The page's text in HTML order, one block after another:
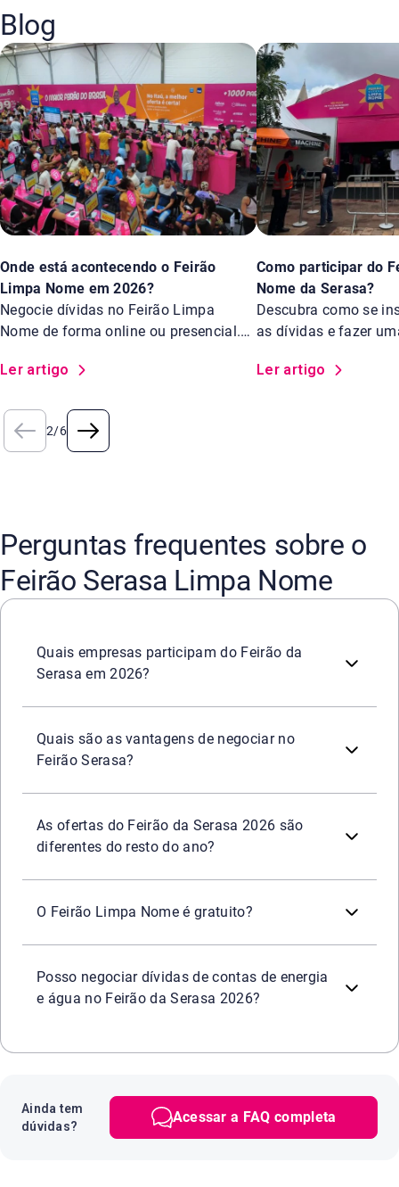
Blog
Onde está acontecendo o Feirão
Limpa Nome em 2026?
Negocie dívidas no Feirão Limpa
Nome de forma online ou presencial.
Ler artigo
Como participar do
Nome da Serasa?
Descubra como se
as dívidas e fazer
Ler artigo
2/6
Perguntas frequentes sobre o
Feirão Serasa Limpa Nome
Quais empresas participam do Feirão da
Serasa em 2026?
Quais são as vantagens de negociar no
Feirão Serasa?
Mais de 2.200 empresas parceiraspara negociar;
Descontos de até 99%
Praticidade e segurançaem todos os canais oficiais da
As ofertas do Feirão da Serasa 2026 são
diferentes do resto do ano?
O Feirão Limpa Nome é gratuito?
Posso negociar dívidas de contas de energia
e água no Feirão da Serasa 2026?
Ainda tem
dúvidas?
Acessar a FAQ completa